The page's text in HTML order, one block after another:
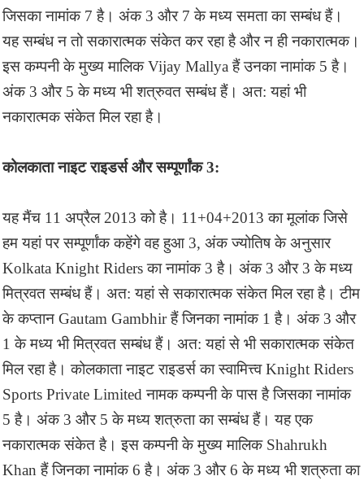
जिसका नामांक 7 है। अंक 3 और 7 के मध्य समता का सम्बंध हैं।
यह सम्बंध न तो सकारात्मक संकेत कर रहा है और न ही नकारात्मक।
इस कम्पनी के मुख्य मालिक Vijay Mallya हैं उनका नामांक 5 है।
अंक 3 और 5 के मध्य भी शत्रुवत सम्बंध हैं। अत: यहां भी
नकारात्मक संकेत मिल रहा है।
कोलकाता नाइट राइडर्स और सम्पूर्णांक 3:
यह मैंच 11 अप्रैल 2013 को है। 11+04+2013 का मूलांक जिसे
हम यहां पर सम्पूर्णांक कहेंगे वह हुआ 3, अंक ज्योतिष के अनुसार
Kolkata Knight Riders का नामांक 3 है। अंक 3 और 3 के मध्य
मित्रवत सम्बंध हैं। अत: यहां से सकारात्मक संकेत मिल रहा है। टीम
के कप्तान Gautam Gambhir हैं जिनका नामांक 1 है। अंक 3 और
1 के मध्य भी मित्रवत सम्बंध हैं। अत: यहां से भी सकारात्मक संकेत
मिल रहा है। कोलकाता नाइट राइडर्स का स्वामित्त्व Knight Riders
Sports Private Limited नामक कम्पनी के पास है जिसका नामांक
5 है। अंक 3 और 5 के मध्य शत्रुता का सम्बंध हैं। यह एक
नकारात्मक संकेत है। इस कम्पनी के मुख्य मालिक Shahrukh
Khan हैं जिनका नामांक 6 है। अंक 3 और 6 के मध्य भी शत्रुता का